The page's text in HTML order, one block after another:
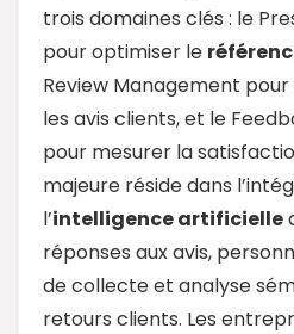
trois domaines clés : le
pour optimiser le
Review Management
les avis clients, et le
pour mesurer la
majeure réside dans
l’intelligence artificielle
réponses aux avis,
de collecte et analyse
retours clients. Les